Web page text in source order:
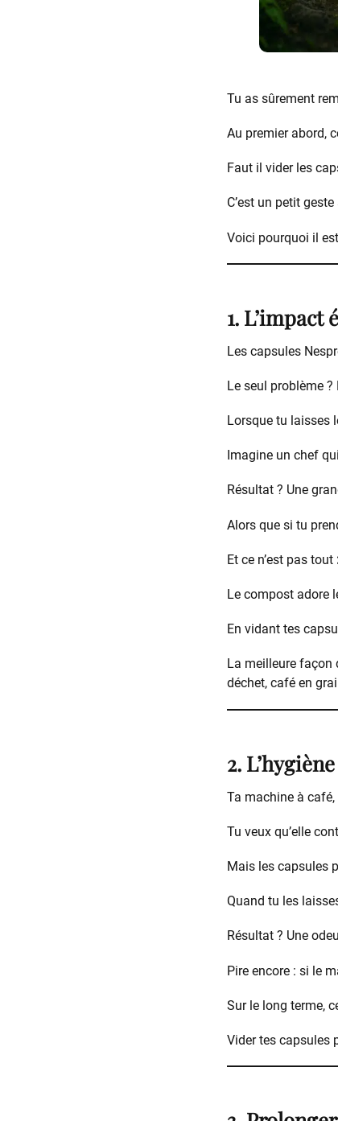
Tu as sûrement
Au premier abord,
Faut il vider les
C’est un petit
Voici pourquoi il
1. L’impact
Les capsules
Le seul problème
Lorsque tu laisses
Imagine un chef
Résultat ? Une
Alors que si tu
Et ce n’est pas tout
Le compost adore
En vidant tes
La meilleure façon
déchet, café en
2.
Ta machine à café,
Tu veux qu’elle
Mais les capsules
Quand tu les
Résultat ? Une
Pire encore : si le
Sur le long terme,
Vider tes capsules